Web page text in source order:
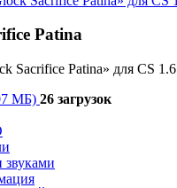
Patina
Sacrifice Patina» для CS 1.6
МБ) 26 загрузок